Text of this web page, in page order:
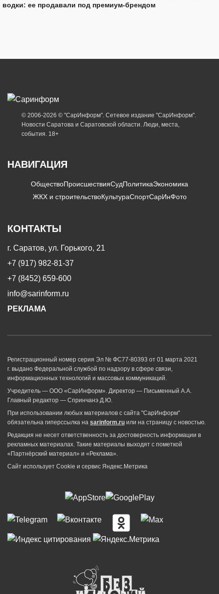
водки: ее продавали под премиум-брендом
© 2006-2026 © "СарИнформ". Сетевое издание "СарИнформ".
Новости Саратова и Саратовской области. Люди, места,
события. 18+
НАВИГАЦИЯ
ОбществоПроисшествияСудПолитикаЭкономика
ЖКХ и строительствоКультураСпортСарИнФото
КОНТАКТЫ
г. Саратов, ул. Горького, 21
+7 (917) 982-81-37
+7 (8452) 659-600
info@sarinform.ru
РЕКЛАМА
Регистрационный номер серия Эл № ФС77-80393 от 01 марта 2021
г. выдано Федеральной службой по надзору в сфере связи,
информационных технологий и массовых коммуникаций.
Учредитель — ООО «СарИнформ». Директор — Письменный А.А.
Главный редактор — Спринчанэ Д.Ю.
При использовании любых материалов с сайта "СарИнформ"
обязательна гиперссылка на sarinform.ru или на страницу с новостью.
Редакция не несет ответственность за достоверность информации в
рекламных материалах. Такие материалы выходят с пометкой
«Партнёрский материал» и «Реклама».
Сайт использует Cookie и сервиc Яндекс.Метрика